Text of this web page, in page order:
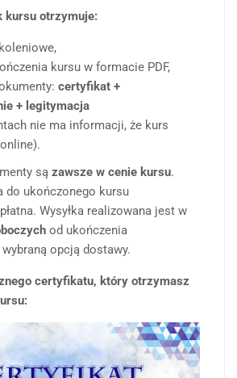
kursu otrzymuje:
kursu w formacie PDF,
certyfikat +
+ legitymacja
nie ma informacji, że kurs
są zawsze w cenie kursu.
do ukończonego kursu
Wysyłka realizowana jest w
od ukończenia
opcją dostawy.
certyfikatu, który otrzymasz